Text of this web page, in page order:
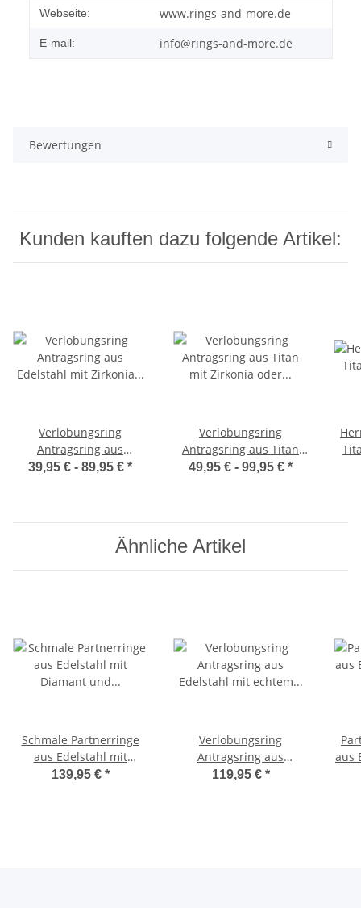
Webseite: www.rings-and-more.de
E-mail: info@rings-and-more.de
Bewertungen
Kunden kauften dazu folgende Artikel:
Verlobungsring
Antragsring aus
Edelstahl mit Zirkonia
39,95 € - 89,95 € *
Verlobungsring
Antragsring aus Titan
mit Zirkonia oder
49,95 € - 99,95 € *
Ähnliche Artikel
Schmale Partnerringe
aus Edelstahl mit
Diamant und
139,95 € *
Verlobungsring
Antragsring aus
Edelstahl mit echtem
119,95 € *
aus